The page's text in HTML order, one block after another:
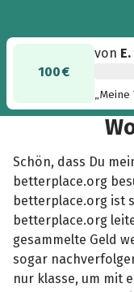
100 €
von
Alex
Stelle
Leben
Schön, dass Du
betterplace.org
betterplace.org ist
betterplace.org
gesammelte Geld
sogar
nur klasse, um mit